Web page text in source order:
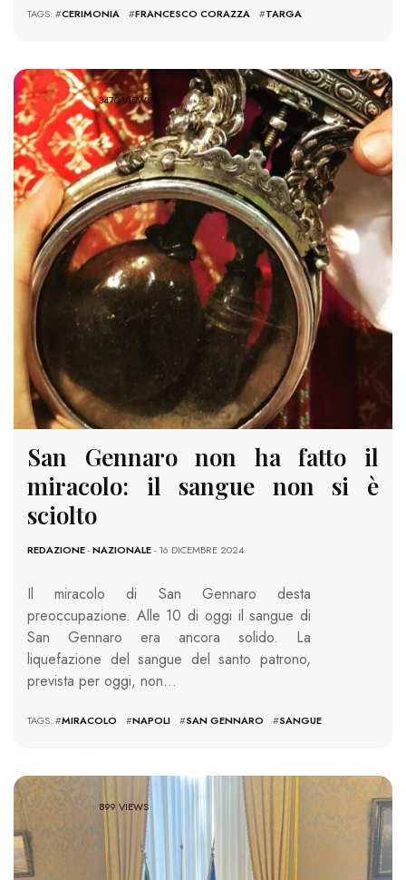
TAGS: #CERIMONIA #FRANCESCO CORAZZA #TARGA
3470 VIEWS
San Gennaro non ha fatto il
miracolo: il sangue non si è
sciolto
REDAZIONE-NAZIONALE- 16 DICEMBRE 2024
Il miracolo di San Gennaro desta
preoccupazione. Alle 10 di oggi il sangue di
San Gennaro era ancora solido. La
liquefazione del sangue del santo patrono,
prevista per oggi, non…
TAGS: #MIRACOLO #NAPOLI #SAN GENNARO #SANGUE
899 VIEWS